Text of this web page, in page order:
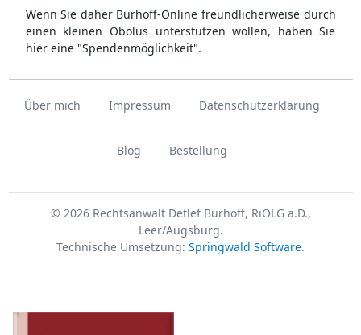
Wenn Sie daher Burhoff-Online freundlicherweise durch
einen kleinen Obolus unterstützen wollen, haben Sie
hier eine "Spendenmöglichkeit".
Über mich Impressum Datenschutzerklärung
Blog Bestellung
© 2026 Rechtsanwalt Detlef Burhoff, RiOLG a.D.,
Leer/Augsburg.
Technische Umsetzung: Springwald Software.